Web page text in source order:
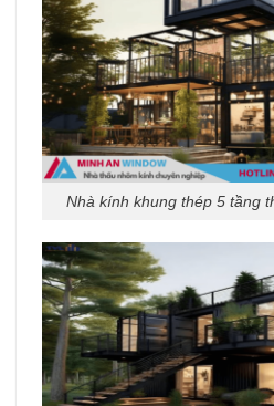
Nhà kính khung thép 5 tầng